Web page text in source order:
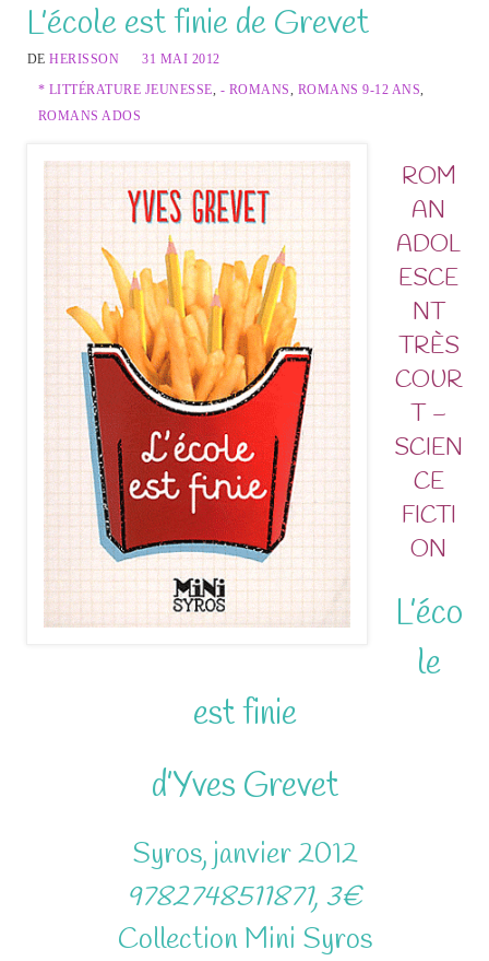
L’école est finie de Grevet
DEHERISSON
31 MAI 2012
* LITTÉRATURE JEUNESSE, - ROMANS, ROMANS 9-12 ANS,
ROMANS ADOS
ROM
AN
ADOL
ESCE
NT
TRÈS
COUR
T –
SCIEN
CE
FICTI
ON
L’éco
le
est finie
d’Yves Grevet
Syros, janvier 2012
9782748511871, 3€
Collection Mini Syros